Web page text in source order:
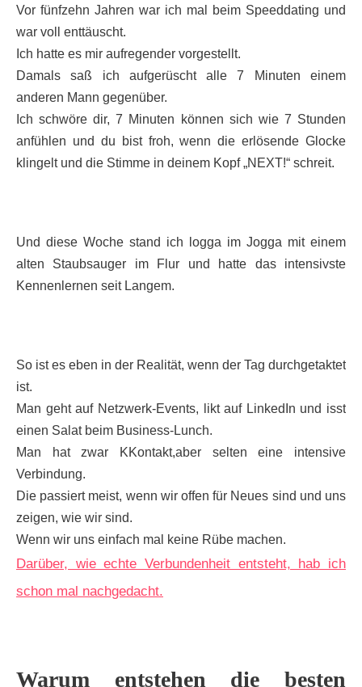
Vor fünfzehn Jahren war ich mal beim Speeddating und
war voll enttäuscht.
Ich hatte es mir aufregender vorgestellt.
Damals saß ich aufgerüscht alle 7 Minuten einem
anderen Mann gegenüber.
Ich schwöre dir, 7 Minuten können sich wie 7 Stunden
anfühlen und du bist froh, wenn die erlösende Glocke
klingelt und die Stimme in deinem Kopf „NEXT!“ schreit.
Und diese Woche stand ich logga im Jogga mit einem
alten Staubsauger im Flur und hatte das intensivste
Kennenlernen seit Langem.
So ist es eben in der Realität, wenn der Tag durchgetaktet
ist.
Man geht auf Netzwerk-Events, likt auf LinkedIn und isst
einen Salat beim Business-Lunch.
Man hat zwar KKontakt,aber selten eine intensive
Verbindung.
Die passiert meist, wenn wir offen für Neues sind und uns
zeigen, wie wir sind.
Wenn wir uns einfach mal keine Rübe machen.
Darüber, wie echte Verbundenheit entsteht, hab ich
schon mal nachgedacht.
Warum entstehen die besten